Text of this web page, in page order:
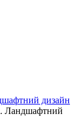
дизайн
Ландшафтний